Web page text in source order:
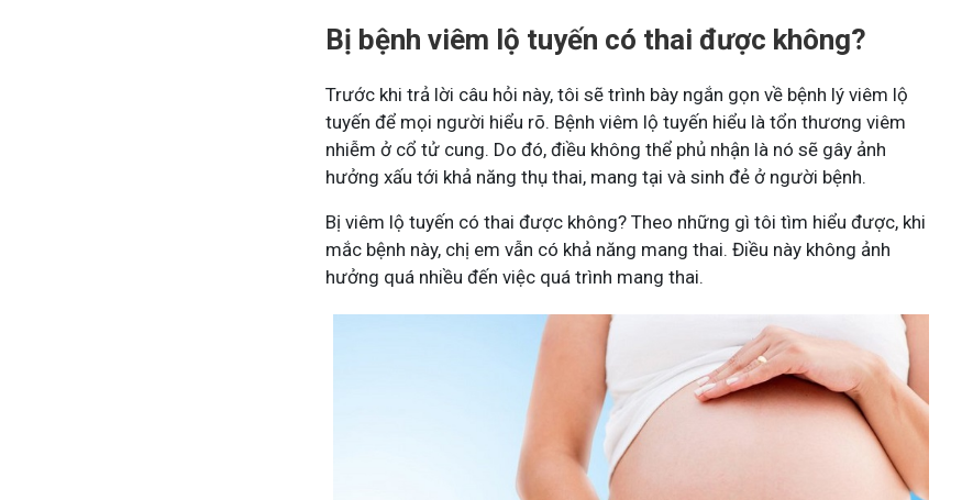
Bị bệnh viêm lộ tuyến có thai được không?
Trước khi trả lời câu hỏi này, tôi sẽ trình bày ngắn gọn về bệnh lý viêm lộ
tuyến để mọi người hiểu rõ. Bệnh viêm lộ tuyến hiểu là tổn thương viêm
nhiễm ở cổ tử cung. Do đó, điều không thể phủ nhận là nó sẽ gây ảnh
hưởng xấu tới khả năng thụ thai, mang tại và sinh đẻ ở người bệnh.
Bị viêm lộ tuyến có thai được không? Theo những gì tôi tìm hiểu được, khi
mắc bệnh này, chị em vẫn có khả năng mang thai. Điều này không ảnh
hưởng quá nhiều đến việc quá trình mang thai.
Mề Đay Đỗ Minh - Đánh Bay Mẩn Ngứa
Mề đay, mẩn ngứa gây khó chịu và ảnh hưởng sinh hoạt.
Tuấn tôi - Y diệu thuốc nam
95,5k
thành viên
Góc nhỏ tôi chia sẻ với bà con về chuyện thuốc Nam, về
tất tần tật kiến thức sức khỏe và cách chăm sóc bản
thân theo YHCT.